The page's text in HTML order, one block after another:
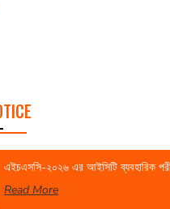
এইচএসসি-২০২৬ এর আইসিটি ব্যবহারিক
Read More